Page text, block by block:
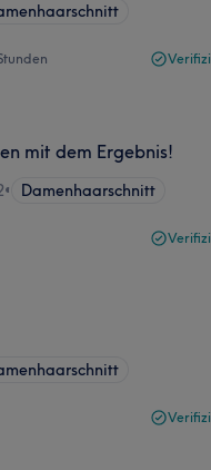
mit dem Ergebnis!
• Damenhaarschnitt